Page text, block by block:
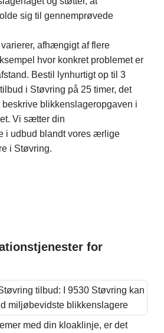
sig til gennemprøvede
afhængigt af flere
hvor konkret problemet er
Bestil lynhurtigt op til 3
i Støvring på 25 timer, det
blikkenslageropgaven i
Vi sætter din
i udbud blandt vores ærlige
i Støvring.
for
med din kloaklinje, er det